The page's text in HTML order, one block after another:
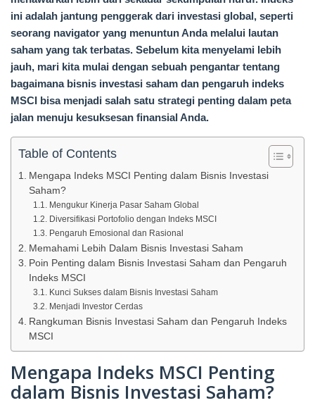
ini adalah jantung penggerak dari investasi global, seperti
seorang navigator yang menuntun Anda melalui lautan
saham yang tak terbatas. Sebelum kita menyelami lebih
jauh, mari kita mulai dengan sebuah pengantar tentang
bagaimana bisnis investasi saham dan pengaruh indeks
MSCI bisa menjadi salah satu strategi penting dalam peta
jalan menuju kesuksesan finansial Anda.
Table of Contents
Mengapa Indeks MSCI Penting dalam Bisnis Investasi
Saham?
Mengukur Kinerja Pasar Saham Global
Diversifikasi Portofolio dengan Indeks MSCI
Pengaruh Emosional dan Rasional
Memahami Lebih Dalam Bisnis Investasi Saham
Poin Penting dalam Bisnis Investasi Saham dan Pengaruh
Indeks MSCI
Kunci Sukses dalam Bisnis Investasi Saham
Menjadi Investor Cerdas
Rangkuman Bisnis Investasi Saham dan Pengaruh Indeks
MSCI
Mengapa Indeks MSCI Penting
dalam Bisnis Investasi Saham?